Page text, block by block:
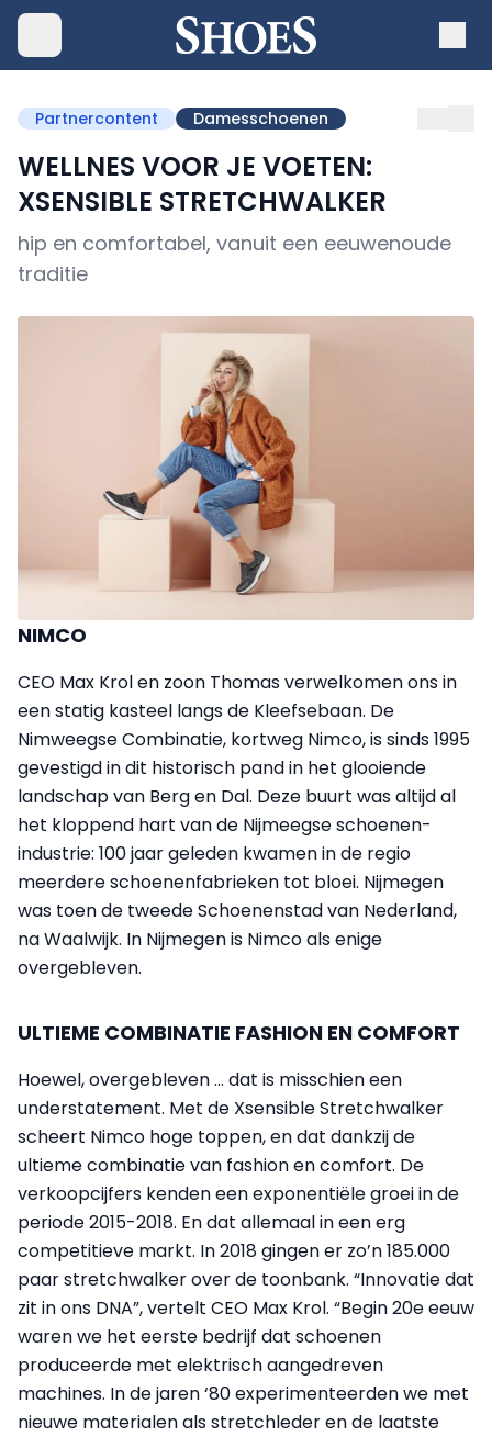
Partnercontent Damesschoenen
WELLNES VOOR JE VOETEN:
XSENSIBLE STRETCHWALKER
hip en comfortabel, vanuit een eeuwenoude
traditie
NIMCO
CEO Max Krol en zoon Thomas verwelkomen ons in
een statig kasteel langs de Kleefsebaan. De
Nimweegse Combinatie, kortweg Nimco, is sinds 1995
gevestigd in dit historisch pand in het glooiende
landschap van Berg en Dal. Deze buurt was altijd al
het kloppend hart van de Nijmeegse schoenen­
industrie: 100 jaar geleden kwamen in de regio
meerdere schoenenfabrieken tot bloei. Nijmegen
was toen de tweede Schoenenstad van Nederland,
na Waalwijk. In Nijmegen is Nimco als enige
overgebleven.
ULTIEME COMBINATIE FASHION EN COMFORT
Hoewel, overgebleven ... dat is misschien een
understatement. Met de Xsensible Stretchwalker
scheert Nimco hoge toppen, en dat dankzij de
ultieme combinatie van fashion en comfort. De
verkoopcijfers kenden een exponentiële groei in de
periode 2015-2018. En dat allemaal in een erg
competitieve markt. In 2018 gingen er zo’n 185.000
paar stretchwalker over de toonbank. “Innovatie dat
zit in ons DNA”, vertelt CEO Max Krol. “Begin 20e eeuw
waren we het eerste bedrijf dat schoenen
produceerde met elektrisch aangedreven
machines. In de jaren ‘80 experimenteerden we met
nieuwe materialen als stretchleder en de laatste